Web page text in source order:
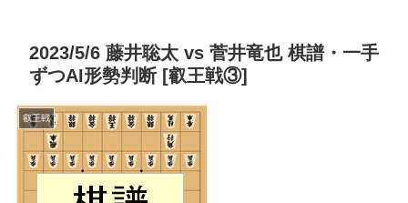
2023/5/6 藤井聡太 vs 菅井竜也 棋譜・一手
ずつAI形勢判断 [叡王戦③]
叡王戦